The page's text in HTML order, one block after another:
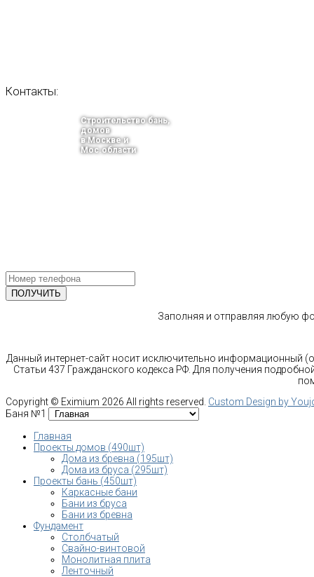
Контакты:
Строительство бань,
домов
в Москве и
Мос.области
Заполняя и отправляя любую
Данный интернет-сайт носит исключительно информационный
Статьи 437 Гражданского кодекса РФ. Для получения
Copyright © Eximium 2026 All rights reserved. Custom Design by
Баня №1
Главная
Проекты домов (490шт)
Дома из бревна (195шт)
Дома из бруса (295шт)
Проекты бань (450шт)
Каркасные бани
Бани из бруса
Бани из бревна
Фундамент
Столбчатый
Свайно-винтовой
Монолитная плита
Ленточный